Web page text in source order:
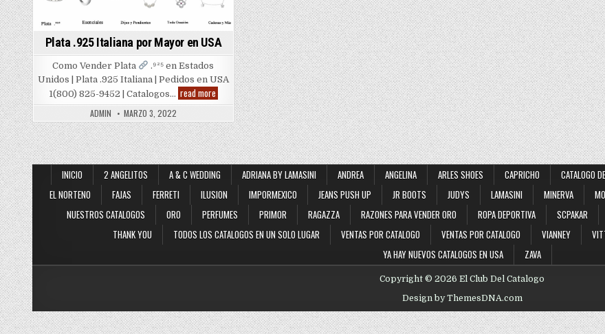
Plata .925 Italiana por Mayor en USA
Como Vender Plata
.⁹²⁵ en Estados
Unidos | Plata .925 Italiana | Pedidos en USA
1(800) 825-9452 | Catalogos… read morePlata
.925
Italiana
por
Mayor
en
USA
ADMIN MARZO 3, 2022
INICIO 2 ANGELITOS A & C WEDDING ADRIANA BY LAMASINI ANDREA ANGELINA ARLES SHOES CAPRICHO CATALOGO
EL NORTENO
FAJAS FERRETI ILUSION IMPORMEXICO JEANS PUSH UP JR BOOTS JUDYS LAMASINI MINERVA
NUESTROS CATALOGOS
ORO PERFUMES PRIMOR RAGAZZA RAZONES PARA VENDER ORO ROPA DEPORTIVA SCPAKAR
THANK YOU
TODOS LOS CATALOGOS EN UN SOLO LUGAR VENTAS POR CATALOGO VENTAS POR CATALOGO VIANNEY
YA HAY NUEVOS CATALOGOS EN USA
ZAVA
Copyright © 2026 El Club Del Catalogo
Design by ThemesDNA.com